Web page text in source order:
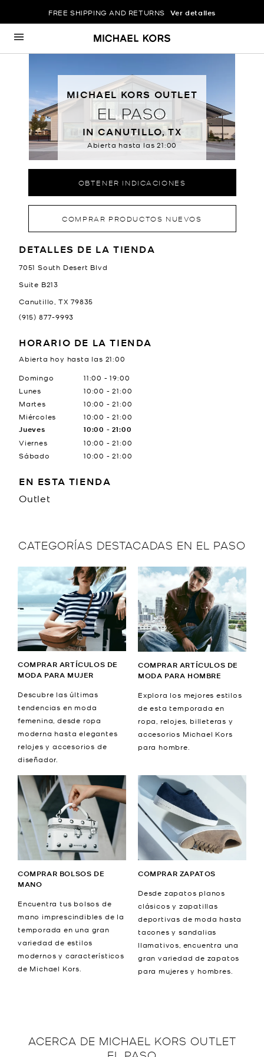
Ir al contenido
FREE SHIPPING AND RETURNS Ver detalles
Volver a navegación
MICHAEL KORS OUTLET
EL PASO
IN CANUTILLO, TX
Abierta hasta las21:00
OBTENER INDICACIONES
COMPRAR PRODUCTOS NUEVOS
LOCATION INFORMATION
DETALLES DE LA TIENDA
7051 South Desert Blvd
Suite B213
Canutillo TX 79835
(915) 877-9993
HORARIO DE LA TIENDA
Abierta hoy hasta las 21:00
Día de la semanaHorario
Lunes
10:00 -21:00
Martes
10:00 -21:00
Miércoles
10:00 -21:00
Jueves 10:00 -21:00
Viernes 10:00 -21:00
Sábado
10:00 -21:00
Domingo 11:00 -19:00
EN ESTA TIENDA
Outlet
CATEGORÍAS DESTACADAS EN EL PASO
COMPRAR ARTÍCULOS DE
MODA PARA MUJER
Descubre las últimas
tendencias en moda
femenina, desde ropa
moderna hasta elegantes
relojes y accesorios de
diseñador.
COMPRAR ARTÍCULOS DE
MODA PARA HOMBRE
Explora los mejores estilos
de esta temporada en
ropa, relojes, billeteras y
accesorios Michael Kors
para hombre.
COMPRAR BOLSOS DE
MANO
Encuentra tus bolsos de
mano imprescindibles de la
temporada en una gran
variedad de estilos
modernos y característicos
de Michael Kors.
COMPRAR ZAPATOS
Desde zapatos planos
clásicos y zapatillas
deportivas de moda hasta
tacones y sandalias
llamativos, encuentra una
gran variedad de zapatos
para mujeres y hombres.
ACERCA DE MICHAEL KORS OUTLET